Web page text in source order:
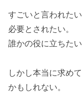
すごいと言われたい
必要とされたい。
誰かの役に立ちたい
しかし本当に求め
かもしれない。